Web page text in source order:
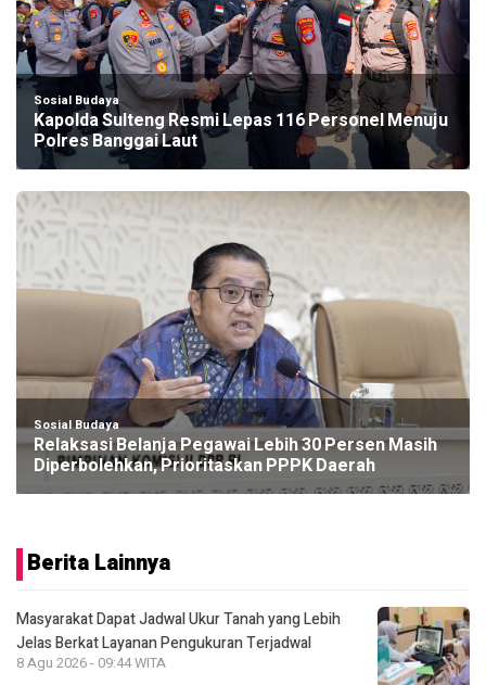
Sosial Budaya
Kapolda Sulteng Resmi Lepas 116 Personel Menuju
Polres Banggai Laut
Sosial Budaya
Relaksasi Belanja Pegawai Lebih 30 Persen Masih
Diperbolehkan, Prioritaskan PPPK Daerah
Berita Lainnya
Masyarakat Dapat Jadwal Ukur Tanah yang Lebih
Jelas Berkat Layanan Pengukuran Terjadwal
8 Agu 2026 - 09:44 WITA